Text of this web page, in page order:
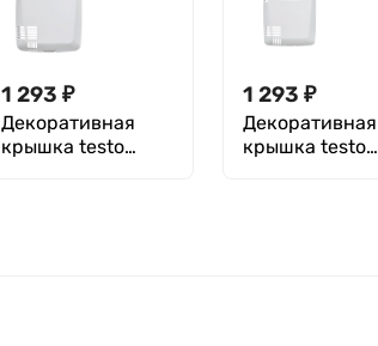
1 293 ₽
Декоративная
крышка testo
1 293 ₽
Декоративная
крышка testo